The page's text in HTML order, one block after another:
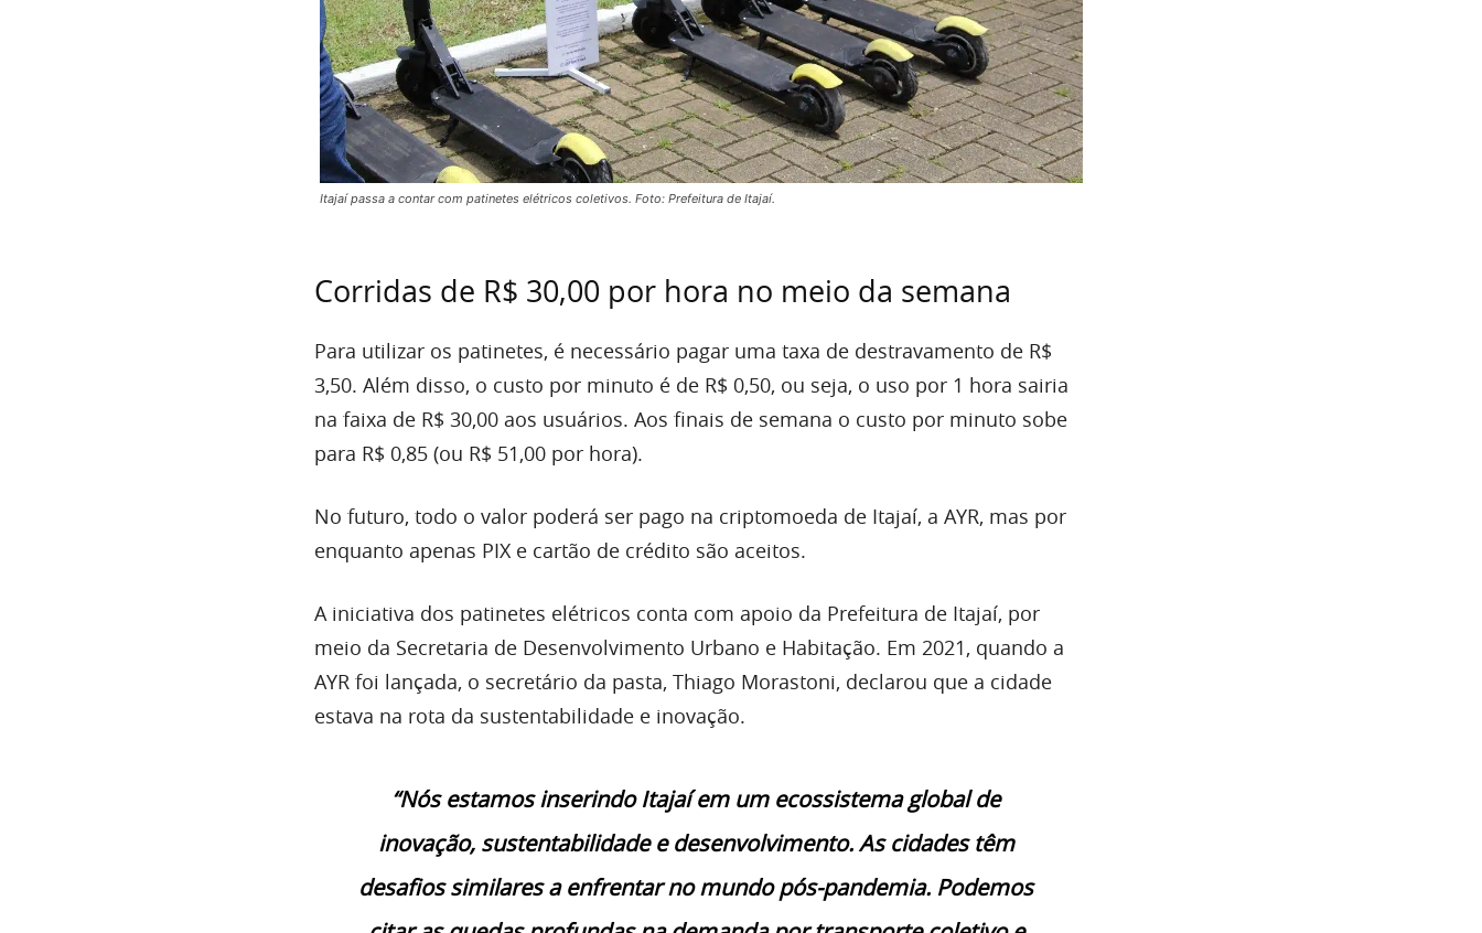
Itajaí passa a contar com patinetes elétricos coletivos. Foto: Prefeitura de Itajaí.
Corridas de R$ 30,00 por hora no meio da semana
Para utilizar os patinetes, é necessário pagar uma taxa de destravamento de R$
3,50. Além disso, o custo por minuto é de R$ 0,50, ou seja, o uso por 1 hora sairia
na faixa de R$ 30,00 aos usuários. Aos finais de semana o custo por minuto sobe
para R$ 0,85 (ou R$ 51,00 por hora).
No futuro, todo o valor poderá ser pago na criptomoeda de Itajaí, a AYR, mas por
enquanto apenas PIX e cartão de crédito são aceitos.
A iniciativa dos patinetes elétricos conta com apoio da Prefeitura de Itajaí, por
meio da Secretaria de Desenvolvimento Urbano e Habitação. Em 2021, quando a
AYR foi lançada, o secretário da pasta, Thiago Morastoni, declarou que a cidade
estava na rota da sustentabilidade e inovação.
“Nós estamos inserindo Itajaí em um ecossistema global de
inovação, sustentabilidade e desenvolvimento. As cidades têm
desafios similares a enfrentar no mundo pós-pandemia. Podemos